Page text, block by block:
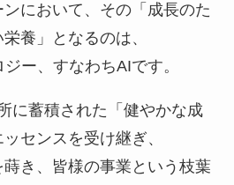
において、その「成長のた
養」となるのは、
ー、すなわちAIです。
に蓄積された「健やかな成
センスを受け継ぎ、
き、皆様の事業という枝葉